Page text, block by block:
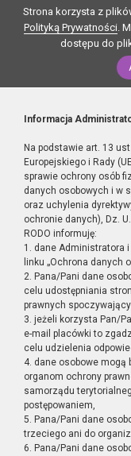
Strona korzysta z
Polityką Prywatności.
dostępu do
Informacja
Na podstawie art. 13
Europejskiego i Rady
sprawie ochrony osób
danych osobowych i w
oraz uchylenia
ochronie danych), Dz.
RODO informuję:
1. dane Administratora
linku „Ochrona danych
2. Pana/Pani dane
celu udostępniania
prawnych
3. jeżeli korzysta Pan/
e-mail placówki to
celu udzielenia
4. dane osobowe mogą
organom ochrony
samorządu
postępowaniem,
5. Pana/Pani dane
trzeciego ani do
6. Pana/Pani dane